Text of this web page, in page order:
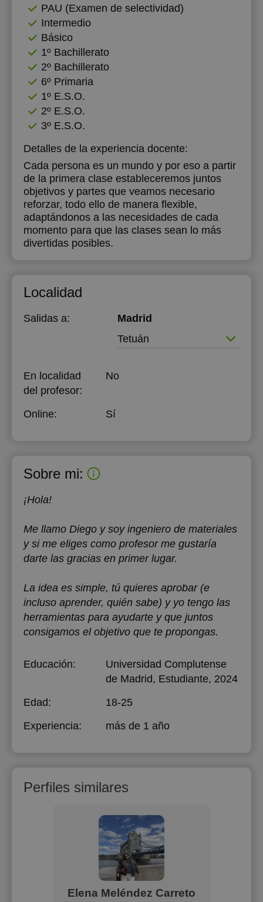
PAU (Examen de selectividad)
Intermedio
Básico
1º Bachillerato
2º Bachillerato
6º Primaria
1º E.S.O.
2º E.S.O.
3º E.S.O.
Detalles de la experiencia docente:
Cada persona es un mundo y por eso a partir
de la primera clase estableceremos juntos
objetivos y partes que veamos necesario
reforzar, todo ello de manera flexible,
adaptándonos a las necesidades de cada
momento para que las clases sean lo más
divertidas posibles.
Localidad
Salidas a:
Madrid
Tetuán
En localidad
del profesor:
No
Online: Sí
Sobre mi:
¡Hola!
Me llamo Diego y soy ingeniero de materiales
y si me eliges como profesor me gustaría
darte las gracias en primer lugar.
La idea es simple, tú quieres aprobar (e
incluso aprender, quién sabe) y yo tengo las
herramientas para ayudarte y que juntos
consigamos el objetivo que te propongas.
Educación:
Universidad Complutense
de Madrid, Estudiante, 2024
Edad:
18-25
Experiencia:
más de 1 año
Perfiles similares
Elena Meléndez Carreto